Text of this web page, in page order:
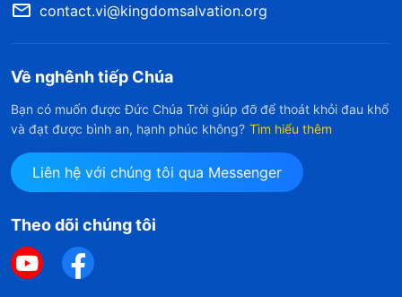
contact.vi@kingdomsalvation.org
Về nghênh tiếp Chúa
Bạn có muốn được Đức Chúa Trời giúp đỡ để thoát khỏi đau khổ
và đạt được bình an, hạnh phúc không? Tìm hiểu thêm
Liên hệ với chúng tôi qua Messenger
Theo dõi chúng tôi